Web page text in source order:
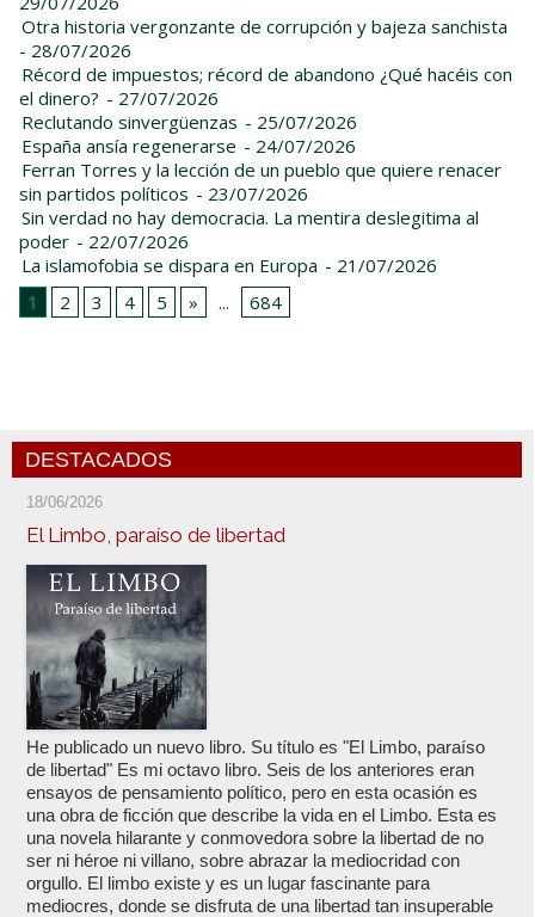
Otra historia vergonzante de corrupción y bajeza sanchista
- 28/07/2026
Récord de impuestos; récord de abandono ¿Qué hacéis con
el dinero? - 27/07/2026
Reclutando sinvergüenzas - 25/07/2026
España ansía regenerarse - 24/07/2026
Ferran Torres y la lección de un pueblo que quiere renacer
sin partidos políticos - 23/07/2026
Sin verdad no hay democracia. La mentira deslegitima al
poder - 22/07/2026
La islamofobia se dispara en Europa - 21/07/2026
1
2 3 4 5 » ... 684
DESTACADOS
18/06/2026
El Limbo, paraíso de libertad
He publicado un nuevo libro. Su título es "El Limbo, paraíso
de libertad" Es mi octavo libro. Seis de los anteriores eran
ensayos de pensamiento político, pero en esta ocasión es
una obra de ficción que describe la vida en el Limbo. Esta es
una novela hilarante y conmovedora sobre la libertad de no
ser ni héroe ni villano, sobre abrazar la mediocridad con
orgullo. El limbo existe y es un lugar fascinante para
mediocres, donde se disfruta de una libertad tan insuperable